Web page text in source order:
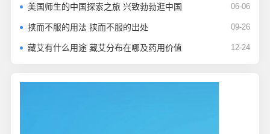
美国师生的中国探索之旅 兴致勃勃逛中国 06-06
挟而不服的用法 挟而不服的出处 09-26
藏艾有什么用途 藏艾分布在哪及药用价值 12-24